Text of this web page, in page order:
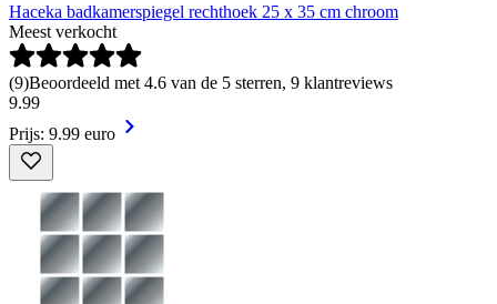
Haceka badkamerspiegel rechthoek 25 x 35 cm chroom
Meest verkocht
(9)Beoordeeld met 4.6 van de 5 sterren, 9 klantreviews
9.99
Prijs: 9.99 euro